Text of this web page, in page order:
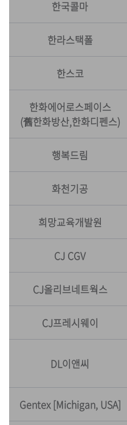
한국콜마
한라스택폴
한스코
한화에어로스페이스
(舊한화방산,한화디펜스)
행복드림
화천기공
희망교육개발원
CJ CGV
CJ올리브네트웍스
CJ프레시웨이
DL이앤씨
Gentex [Michigan, USA]